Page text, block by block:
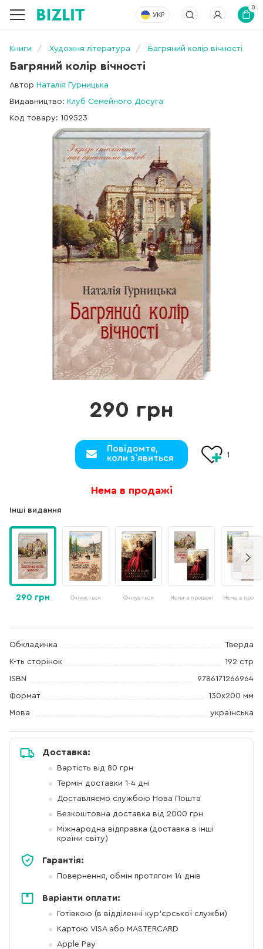
УКР
0
Книги Художня література Багряний колір вічності
Багряний колір вічності
Автор Наталія Гурницька
Видавництво: Клуб Семейного Досуга
Код товару: 109523
Інші видання
290 грн Очікується Очікується Нема в продажі Нема в
290 грн
Повідомте,
коли з`явиться
1
Нема в продажі
Обкладинка Тверда
К-ть сторінок 192 стр
ISBN 9786171266964
Формат 130х200 мм
Мова українська
Доставка:
Вартість від 80 грн
Термін доставки 1-4 дні
Доставляємо службою Нова Пошта
Безкоштовна доставка від 2000 грн
Міжнародна відправка (доставка в інші
країни світу)
Гарантія:
Повернення, обмін протягом 14 днів
Варіанти оплати:
Готівкою (в відділенні кур'єрської служби)
Картою VISA або MASTERCARD
Apple Pay